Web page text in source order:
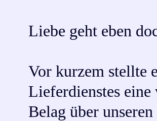
Liebe geht eben
Vor kurzem stellte
Lieferdienstes
Belag über